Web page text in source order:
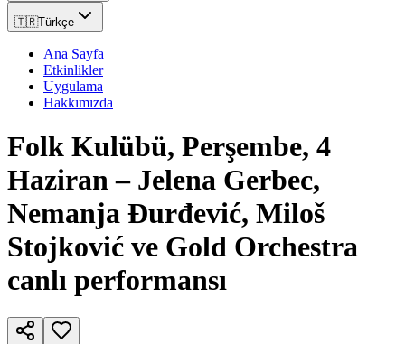
🇹🇷Türkçe
Ana Sayfa
Etkinlikler
Uygulama
Hakkımızda
Folk Kulübü, Perşembe, 4
Haziran – Jelena Gerbec,
Nemanja Đurđević, Miloš
Stojković ve Gold Orchestra
canlı performansı